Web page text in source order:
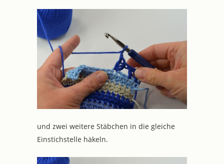
und zwei weitere Stäbchen in die gleiche
Einstichstelle häkeln.